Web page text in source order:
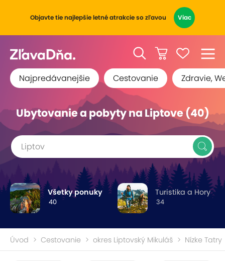
Objavte tie najlepšie letné atrakcie so zľavou Viac
Najpredávanejšie Cestovanie Zdravie,
Ubytovanie a pobyty na Liptove (40)
Liptov
40
Všetky ponuky
34
Turistika a Hory
Úvod Cestovanie okres Liptovský Mikuláš Nízke Tatry